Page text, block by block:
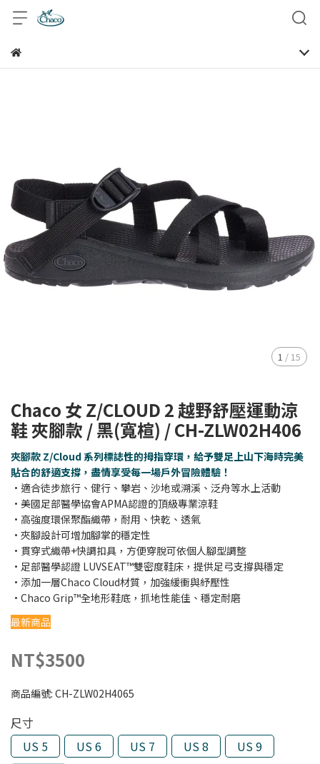
1 / 15
Chaco 女 Z/CLOUD 2 越野舒壓運動涼
鞋 夾腳款 / 黑(寬楦) / CH-ZLW02H406
夾腳款 Z/Cloud 系列標誌性的拇指穿環，給予雙足上山下海時完美
貼合的舒適支撐，盡情享受每一場戶外冒險體驗！
•適合徒步旅行、健行、攀岩、沙地或溯溪、泛舟等水上活動
•美國足部醫學協會APMA認證的頂級專業涼鞋
•高強度環保聚酯織帶，耐用、快乾、透氣
•夾腳設計可增加腳掌的穩定性
•貫穿式織帶+快調扣具，方便穿脫可依個人腳型調整
•足部醫學認證 LUVSEAT™雙密度鞋床，提供足弓支撐與穩定
•添加一層Chaco Cloud材質，加強緩衝與紓壓性
•Chaco Grip™全地形鞋底，抓地性能佳、穩定耐磨
最新商品
NT$3500
商品編號: CH-ZLW02H4065
尺寸
US 5
US 6 US 7 US 8
US 9